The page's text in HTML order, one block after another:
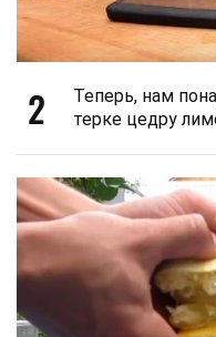
2
Теперь, нам
терке цедру